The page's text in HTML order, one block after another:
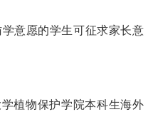
意愿的学生可征求家长意
植物保护学院本科生海外